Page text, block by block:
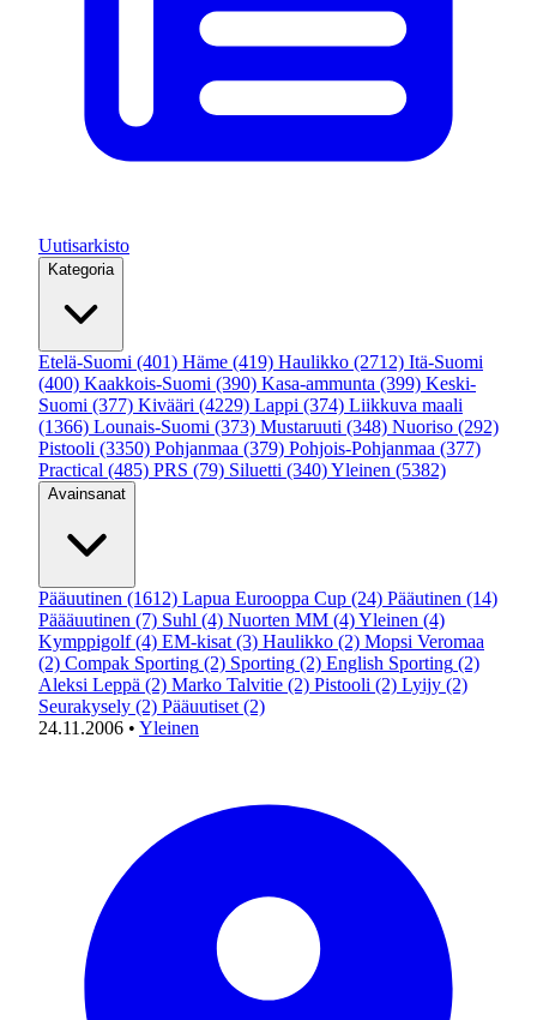
Uutisarkisto
Kategoria
Etelä-Suomi (401) Häme (419) Haulikko (2712) Itä-Suomi
(400) Kaakkois-Suomi (390) Kasa-ammunta (399) Keski-
Suomi (377) Kivääri (4229) Lappi (374) Liikkuva maali
(1366) Lounais-Suomi (373) Mustaruuti (348) Nuoriso (292)
Pistooli (3350) Pohjanmaa (379) Pohjois-Pohjanmaa (377)
Practical (485) PRS (79) Siluetti (340)Yleinen (5382)
Avainsanat
Pääuutinen (1612) Lapua Eurooppa Cup (24) Pääutinen (14)
Päääuutinen (7) Suhl (4) Nuorten MM (4)Yleinen (4)
Kymppigolf (4) EM-kisat (3) Haulikko (2) Mopsi Veromaa
(2) Compak Sporting (2) Sporting (2) English Sporting (2)
Aleksi Leppä (2) Marko Talvitie (2) Pistooli (2) Lyijy (2)
Seurakysely (2) Pääuutiset (2)
24.11.2006 • Yleinen